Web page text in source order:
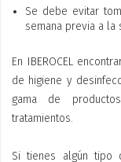
Se debe evitar
semana previa a la
En IBEROCEL
de higiene y
gama de
tratamientos.
Si tienes algún tipo